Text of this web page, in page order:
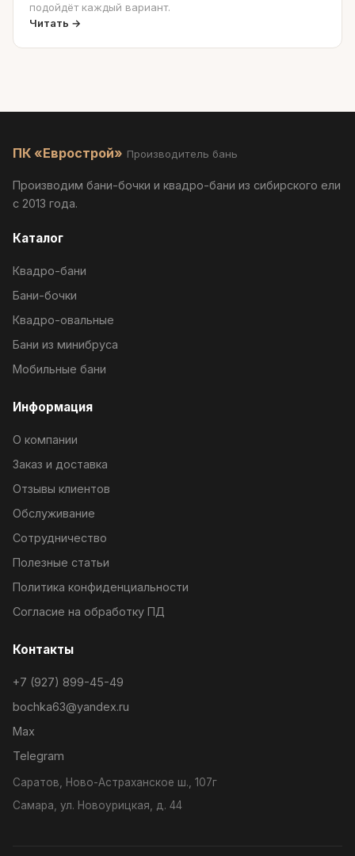
подойдёт каждый вариант.
Читать →
ПК «Еврострой» Производитель бань
Производим бани-бочки и квадро-бани из сибирского ели
с 2013 года.
Каталог
Квадро-бани
Бани-бочки
Квадро-овальные
Бани из минибруса
Мобильные бани
Информация
О компании
Заказ и доставка
Отзывы клиентов
Обслуживание
Сотрудничество
Полезные статьи
Политика конфиденциальности
Согласие на обработку ПД
Контакты
+7 (927) 899-45-49
bochka63@yandex.ru
Max
Telegram
Саратов, Ново-Астраханское ш., 107г
Самара, ул. Новоурицкая, д. 44